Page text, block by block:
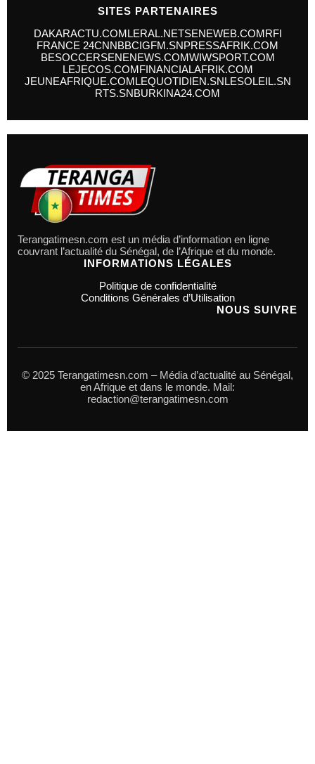
SITES PARTENAIRES
DAKARACTU.COMLERAL.NETSENEWEB.COMRFI
FRANCE 24CNNBBCIGFM.SNPRESSAFRIK.COM
BESOCCERSENENEWS.COMWIWSPORT.COM
LEJECOS.COMFINANCIALAFRIK.COM
JEUNEAFRIQUE.COMLEQUOTIDIEN.SNLESOLEIL.SN
RTS.SNBURKINA24.COM
Terangatimesn.com est un média d’information en ligne
couvrant l’actualité du Sénégal, de l’Afrique et du monde.
INFORMATIONS LÉGALES
Politique de confidentialité
Conditions Générales d’Utilisation
NOUS SUIVRE
© 2025 Terangatimesn.com – Média d’actualité au Sénégal,
en Afrique et dans le monde. Mail:
redaction@terangatimesn.com